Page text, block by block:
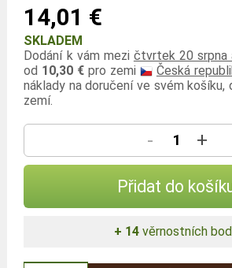
14,01 €
SKLADEM
Dodání k vám mezi čtvrtek 20 srpna
od 10,30 € pro zemi Česká
náklady na doručení ve svém košíku,
zemí.
- +
Přidat do
+ 14 věrnostních